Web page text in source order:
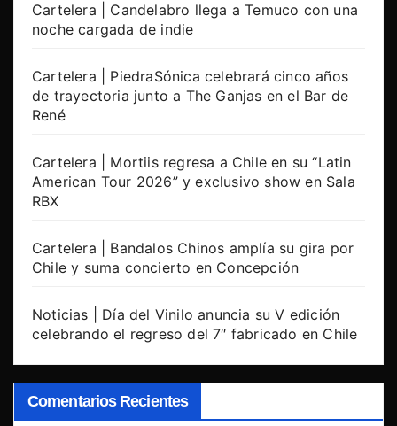
Cartelera | Candelabro llega a Temuco con una
noche cargada de indie
Cartelera | PiedraSónica celebrará cinco años
de trayectoria junto a The Ganjas en el Bar de
René
Cartelera | Mortiis regresa a Chile en su “Latin
American Tour 2026” y exclusivo show en Sala
RBX
Cartelera | Bandalos Chinos amplía su gira por
Chile y suma concierto en Concepción
Noticias | Día del Vinilo anuncia su V edición
celebrando el regreso del 7″ fabricado en Chile
Comentarios Recientes